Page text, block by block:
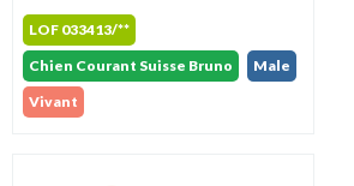
LOF 033413/**
Chien Courant Suisse Bruno
Male
Vivant